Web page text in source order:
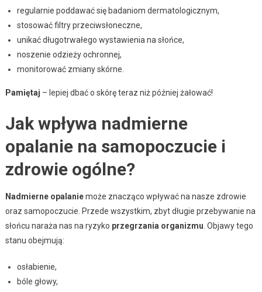
regularnie poddawać się badaniom dermatologicznym,
stosować filtry przeciwsłoneczne,
unikać długotrwałego wystawienia na słońce,
noszenie odzieży ochronnej,
monitorować zmiany skórne.
Pamiętaj – lepiej dbać o skórę teraz niż później żałować!
Jak wpływa nadmierne
opalanie na samopoczucie i
zdrowie ogólne?
Nadmierne opalaniemoże znacząco wpływać na nasze zdrowie
oraz samopoczucie. Przede wszystkim, zbyt długie przebywanie na
słońcu naraża nas na ryzyko przegrzania organizmu . Objawy tego
stanu obejmują:
osłabienie,
bóle głowy,